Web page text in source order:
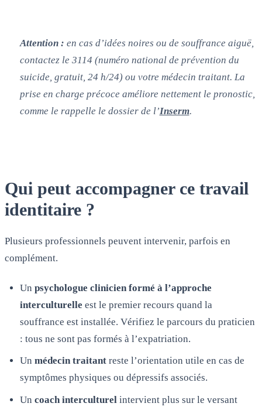
Attention : en cas d’idées noires ou de souffrance aiguë,
contactez le 3114 (numéro national de prévention du
suicide, gratuit, 24 h/24) ou votre médecin traitant. La
prise en charge précoce améliore nettement le pronostic,
comme le rappelle le dossier de l’Inserm.
Qui peut accompagner ce travail
identitaire ?
Plusieurs professionnels peuvent intervenir, parfois en
complément.
Un psychologue clinicien formé à l’approche
interculturelle est le premier recours quand la
souffrance est installée. Vérifiez le parcours du praticien
: tous ne sont pas formés à l’expatriation.
Un médecin traitantreste l’orientation utile en cas de
symptômes physiques ou dépressifs associés.
Un coach interculturel intervient plus sur le versant